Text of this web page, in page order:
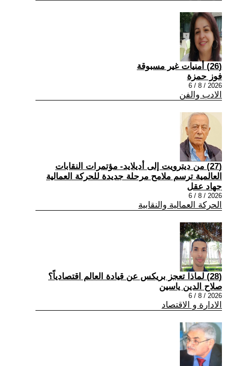
(26) أمنيات غير مسبوقة
فوز حمزة
2026 / 8 / 6
الادب والفن
(27) من ديترويت إلى أديلايد- مؤتمرات النقابات
العالمية ترسم ملامح مرحلة جديدة للحركة العمالية
جهاد عقل
2026 / 8 / 6
الحركة العمالية والنقابية
(28) لماذا تعجز بريكس عن قيادة العالم اقتصادياً؟
صلاح الدين ياسين
2026 / 8 / 6
الادارة و الاقتصاد